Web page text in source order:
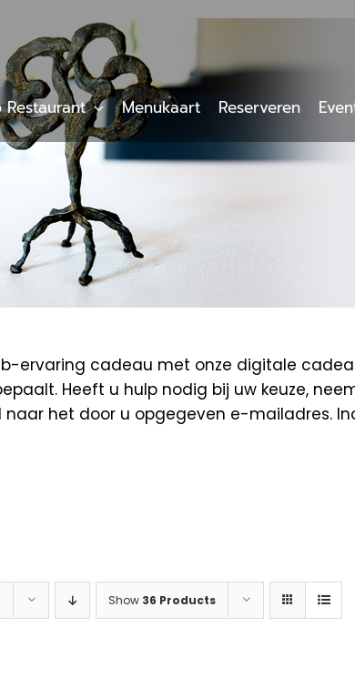
Menukaart Reserveren
ervaring cadeau met onze digitale
Heeft u hulp nodig bij uw keuze,
naar het door u opgegeven e-mailadres.
Show 36 Products